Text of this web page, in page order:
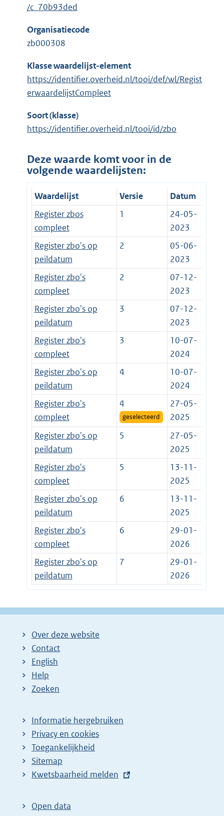
/c_70b93ded
Organisatiecode
zb000308
Klasse waardelijst-element
https://identifier.overheid.nl/tooi/def/wl/Regist
erwaardelijstCompleet
Soort (klasse)
https://identifier.overheid.nl/tooi/id/zbo
Deze waarde komt voor in de
volgende waardelijsten:
Waardelijst Versie
Datum
Register zbos
compleet
1
24-05-
2023
Register zbo's op
peildatum
2
05-06-
2023
Register zbo's
compleet
2
07-12-
2023
Register zbo's op
peildatum
3
07-12-
2023
Register zbo's
compleet
3
10-07-
2024
Register zbo's op
peildatum
4
10-07-
2024
Register zbo's
compleet
4
geselecteerd
27-05-
2025
Register zbo's op
peildatum
5
27-05-
2025
Register zbo's
compleet
5
13-11-
2025
Register zbo's op
peildatum
6
13-11-
2025
Register zbo's
compleet
6
29-01-
2026
Register zbo's op
peildatum
7
29-01-
2026
Over deze website
Contact
English
Help
Zoeken
Informatie hergebruiken
Privacy en cookies
Toegankelijkheid
Sitemap
E
t
Kwetsbaarheid melden
Open data